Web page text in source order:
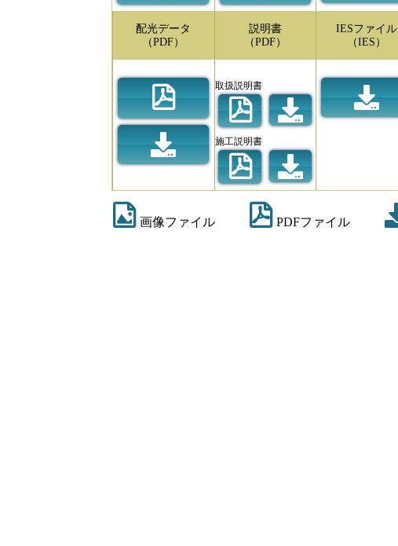
配光データ
（PDF）
説明書
（PDF）
取扱説明書
施工説明書
IESファイル
（IES）
画像ファイル PDFファイル